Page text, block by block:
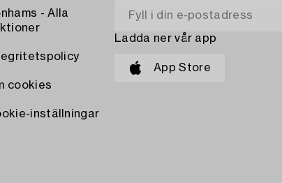
- Alla
cookies
inställningar
Ladda ner vår app
App Store